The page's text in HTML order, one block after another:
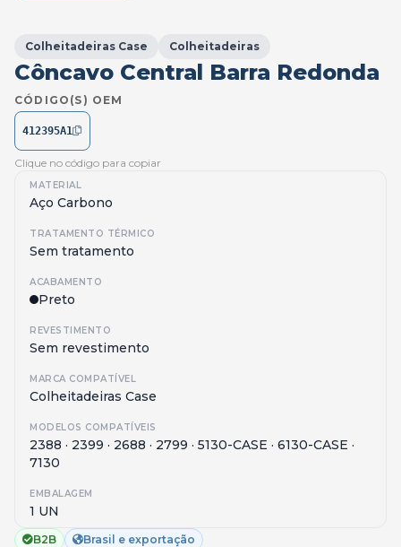
Colheitadeiras Case Colheitadeiras
Côncavo Central Barra Redonda
CÓDIGO(S) OEM
412395A1
Clique no código para copiar
MATERIAL
Aço Carbono
TRATAMENTO TÉRMICO
Sem tratamento
ACABAMENTO
Preto
REVESTIMENTO
Sem revestimento
MARCA COMPATÍVEL
Colheitadeiras Case
MODELOS COMPATÍVEIS
2388 · 2399 · 2688 · 2799 · 5130-CASE · 6130-CASE ·
7130
EMBALAGEM
1 UN
B2B Brasil e exportação